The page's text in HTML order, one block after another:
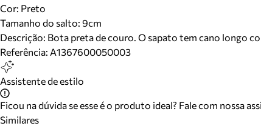
Cor: Preto
Tamanho do salto: 9cm
Descrição: Bota preta de couro. O sapato tem cano longo
Referência: A1367600050003
Assistente de estilo
Ficou na dúvida se esse é o produto ideal? Fale com nossa
Similares